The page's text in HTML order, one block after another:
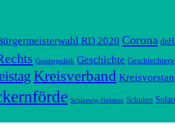
RD 2020 Corona
Genderpolitik Geschichte
Kreisverband
Schleswig-Holstein Schulen